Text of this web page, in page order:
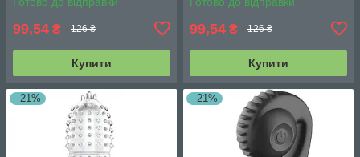
99,54 ₴ 126 ₴
Купити
99,54 ₴ 126 ₴
Купити
–21% –21%